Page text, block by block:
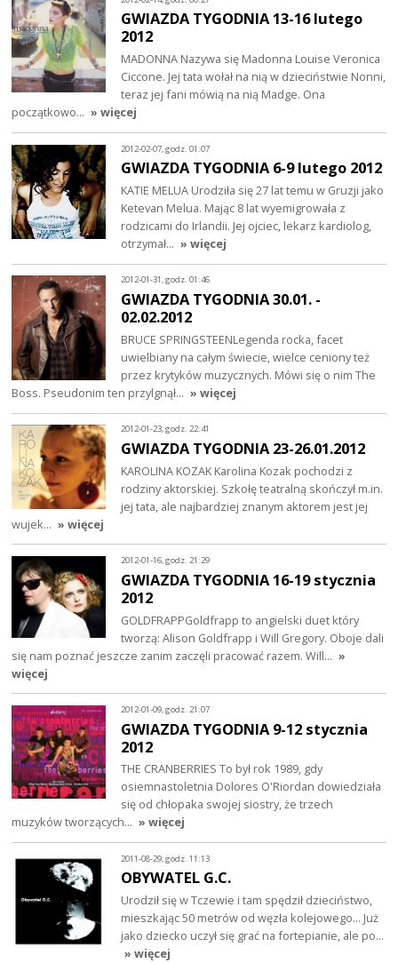
GWIAZDA TYGODNIA 13-16 lutego
2012
MADONNA Nazywa się Madonna Louise Veronica
Ciccone. Jej tata wołał na nią w dzieciństwie Nonni,
teraz jej fani mówią na nią Madge. Ona
początkowo… » więcej
2012-02-07, godz. 01:07
GWIAZDA TYGODNIA 6-9 lutego 2012
KATIE MELUA Urodziła się 27 lat temu w Gruzji jako
Ketevan Melua. Mając 8 lat wyemigrowała z
rodzicami do Irlandii. Jej ojciec, lekarz kardiolog,
otrzymał… » więcej
2012-01-31, godz. 01:46
GWIAZDA TYGODNIA 30.01. -
02.02.2012
BRUCE SPRINGSTEENLegenda rocka, facet
uwielbiany na całym świecie, wielce ceniony też
przez krytyków muzycznych. Mówi się o nim The
Boss. Pseudonim ten przylgnął… » więcej
2012-01-23, godz. 22:41
GWIAZDA TYGODNIA 23-26.01.2012
KAROLINA KOZAK Karolina Kozak pochodzi z
rodziny aktorskiej. Szkołę teatralną skończył m.in.
jej tata, ale najbardziej znanym aktorem jest jej
wujek… » więcej
2012-01-16, godz. 21:29
GWIAZDA TYGODNIA 16-19 stycznia
2012
GOLDFRAPPGoldfrapp to angielski duet który
tworzą: Alison Goldfrapp i Will Gregory. Oboje dali
się nam poznać jeszcze zanim zaczęli pracować razem. Will… »
więcej
2012-01-09, godz. 21:07
GWIAZDA TYGODNIA 9-12 stycznia
2012
THE CRANBERRIES To był rok 1989, gdy
osiemnastoletnia Dolores O'Riordan dowiedziała
się od chłopaka swojej siostry, że trzech
muzyków tworzących… » więcej
2011-08-29, godz. 11:13
OBYWATEL G.C.
Urodził się w Tczewie i tam spędził dzieciństwo,
mieszkając 50 metrów od węzła kolejowego... Już
jako dziecko uczył się grać na fortepianie, ale po…
» więcej